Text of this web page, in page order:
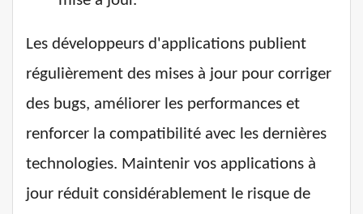
Les développeurs d'applications publient
régulièrement des mises à jour pour corriger
des bugs, améliorer les performances et
renforcer la compatibilité avec les dernières
technologies. Maintenir vos applications à
jour réduit considérablement le risque de